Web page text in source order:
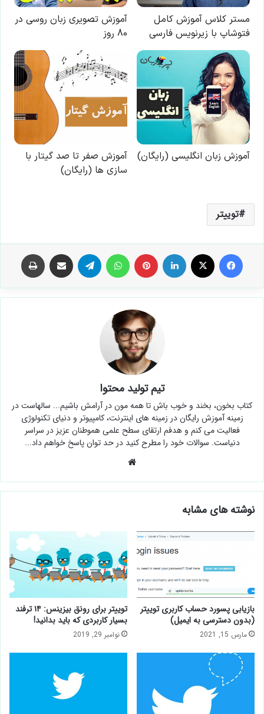
توییتر
فیس بوک لینکدین ‫پین‌ترست تلگرام اشتراک گذاری از طریق ایمیل
تیم تولید محتوا
کتاب بخون، بخند و خوب باش تا همه مون در آرامش باشیم... سالهاست در
زمینه آموزش رایگان در زمینه های اینترنت، کامپیوتر و دنیای تکنولوژی
فعالیت می کنم و هدفم ارتقای سطح علمی هموطنان عزیز در سراسر
دنیاست. سوالات خود را مطرح کنید در حد توان پاسخ خواهم داد...
نوشته های مشابه
بازیابی پسورد حساب کاربری توییتر
(بدون دسترسی به ایمیل)
مارس 15, 2021
توییتر برای رونق بیزینس: ۱۴ ترفند
بسیار کاربردی که باید بدانید!
نوامبر 29, 2019